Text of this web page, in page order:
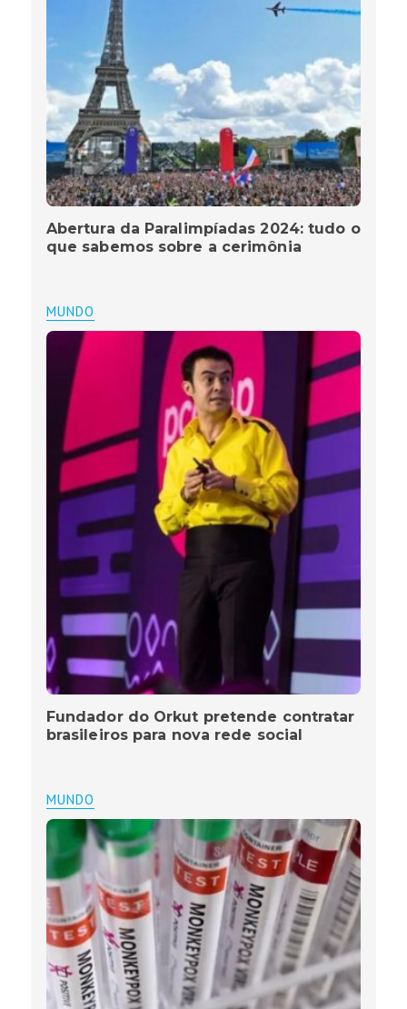
Abertura da Paralimpíadas 2024: tudo o
que sabemos sobre a cerimônia
MUNDO
Fundador do Orkut pretende contratar
brasileiros para nova rede social
MUNDO